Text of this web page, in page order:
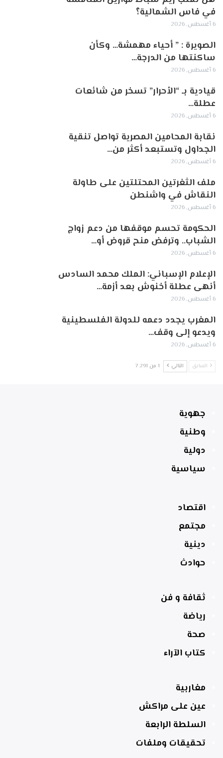
في فاس الشمالية؟
6 أغسطس, 2026
الصويرة : ” أحياء مهمشة… وكأن
ساكنتها من الدرجة…
6 أغسطس, 2026
قيادية بـ “الأحرار” تسخر من شائعات
عطلة…
6 أغسطس, 2026
نقابة المحامين المصرية تواصل تنقية
الجداول وتستبعد أكثر من…
6 أغسطس, 2026
ملف الثغرتين المحتلتين على طاولة
النقاش في واشنطن
6 أغسطس, 2026
الحكومة تحسم موقفها من دعم زواج
الشباب.. وترفض منح قروض أو…
6 أغسطس, 2026
الإعلام الإسباني: الملك محمد السادس
أنهى عطلة أخنوش بعد أزمة…
6 أغسطس, 2026
المغرب يجدد دعمه للدولة الفلسطينية
ويدعو إلى وقف…
6 أغسطس, 2026
السابق التالي 1 من 7٬291
جهوية
وطنية
دولية
سياسية
اقتصاد
مجتمع
دينية
حوادث
ثقافة و فن
رياضة
صحة
كتاب الآراء
مغاربية
عين على مراكش
السلطة الرابعة
تحقيقات وملفات